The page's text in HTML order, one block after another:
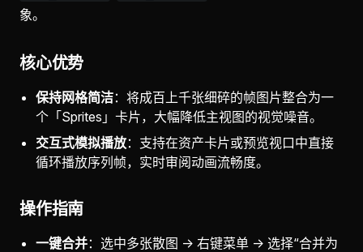
象。
核心优势
保持网格简洁：将成百上千张细碎的帧图片整合为一
个「Sprites」卡片，大幅降低主视图的视觉噪音。
交互式模拟播放：支持在资产卡片或预览视口中直接
循环播放序列帧，实时审阅动画流畅度。
操作指南
一键合并：选中多张散图 -> 右键菜单 -> 选择“合并为